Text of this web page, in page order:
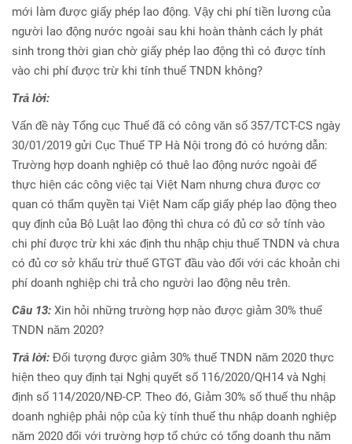
mới làm được giấy phép lao động. Vậy chi phí tiền lương của
người lao động nước ngoài sau khi hoàn thành cách ly phát
sinh trong thời gian chờ giấy phép lao động thì có được tính
vào chi phí được trừ khi tính thuế TNDN không?
Trả lời:
Vấn đề này Tổng cục Thuế đã có công văn số 357/TCT-CS ngày
30/01/2019 gửi Cục Thuế TP Hà Nội trong đó có hướng dẫn:
Trường hợp doanh nghiệp có thuê lao động nước ngoài để
thực hiện các công việc tại Việt Nam nhưng chưa được cơ
quan có thẩm quyền tại Việt Nam cấp giấy phép lao động theo
quy định của Bộ Luật lao động thì chưa có đủ cơ sở tính vào
chi phí được trừ khi xác định thu nhập chịu thuế TNDN và chưa
có đủ cơ sở khấu trừ thuế GTGT đầu vào đối với các khoản chi
phí doanh nghiệp chi trả cho người lao động nêu trên.
Câu 13: Xin hỏi những trường hợp nào được giảm 30% thuế
TNDN năm 2020?
Trả lời: Đối tượng được giảm 30% thuế TNDN năm 2020 thực
hiện theo quy định tại Nghị quyết số 116/2020/QH14 và Nghị
định số 114/2020/NĐ-CP. Theo đó, Giảm 30% số thuế thu nhập
doanh nghiệp phải nộp của kỳ tính thuế thu nhập doanh nghiệp
năm 2020 đối với trường hợp tổ chức có tổng doanh thu năm